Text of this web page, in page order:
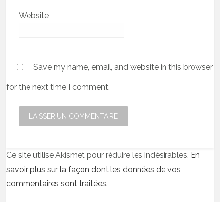
Website
Save my name, email, and website in this browser
for the next time I comment.
Ce site utilise Akismet pour réduire les indésirables. En
savoir plus sur la façon dont les données de vos
commentaires sont traitées.